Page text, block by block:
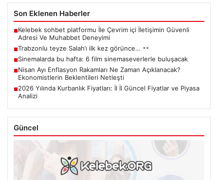
Son Eklenen Haberler
■Kelebek sohbet platformu İle Çevrim içi İletişimin Güvenli
Adresi Ve Muhabbet Deneyimi
■Trabzonlu teyze Salah’ı ilk kez görünce…
■Sinemalarda bu hafta: 6 film sinemaseverlerle buluşacak
■Nisan Ayı Enflasyon Rakamları Ne Zaman Açıklanacak?
Ekonomistlerin Beklentileri Netleşti
■2026 Yılında Kurbanlık Fiyatları: İl İl Güncel Fiyatlar ve Piyasa
Analizi
Güncel